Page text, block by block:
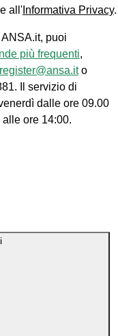
e all' Informativa Privacy.
puoi
più frequenti,
register@ansa.ito
Il servizio di
dalle ore 09.00
ore 14:00.